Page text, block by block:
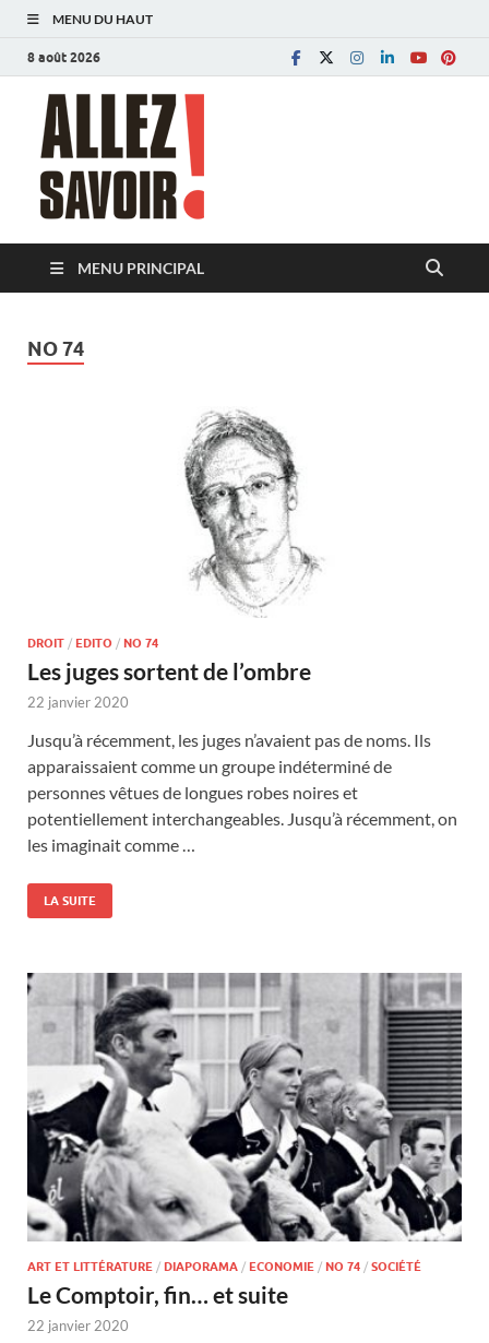
MENU DU HAUT
8 août 2026
MENU PRINCIPAL
NO 74
DROIT / EDITO / NO 74
Les juges sortent de l’ombre
22 janvier 2020
Jusqu’à récemment, les juges n’avaient pas de noms. Ils
apparaissaient comme un groupe indéterminé de
personnes vêtues de longues robes noires et
potentiellement interchangeables. Jusqu’à récemment, on
les imaginait comme …
LA SUITE
ART ET LITTÉRATURE / DIAPORAMA / ECONOMIE / NO 74 / SOCIÉTÉ
Le Comptoir, fin… et suite
22 janvier 2020